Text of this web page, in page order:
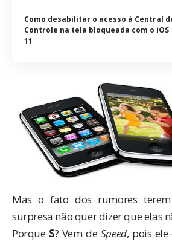
Como desabilitar o acesso à Central
Controle na tela bloqueada com o iOS
11
Mas o fato dos rumores
surpresa não quer dizer que elas
Porque S? Vem de Speed, pois